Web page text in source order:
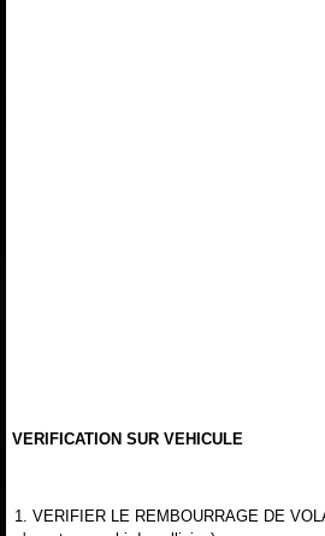
VERIFICATION SUR VEHICULE
1. VERIFIER LE REMBOURRAGE DE